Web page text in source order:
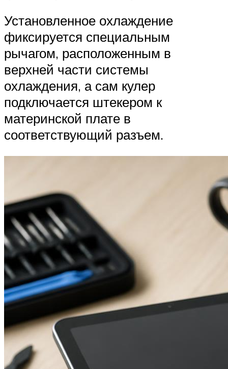
Установленное охлаждение
фиксируется специальным
рычагом, расположенным в
верхней части системы
охлаждения, а сам кулер
подключается штекером к
материнской плате в
соответствующий разъем.